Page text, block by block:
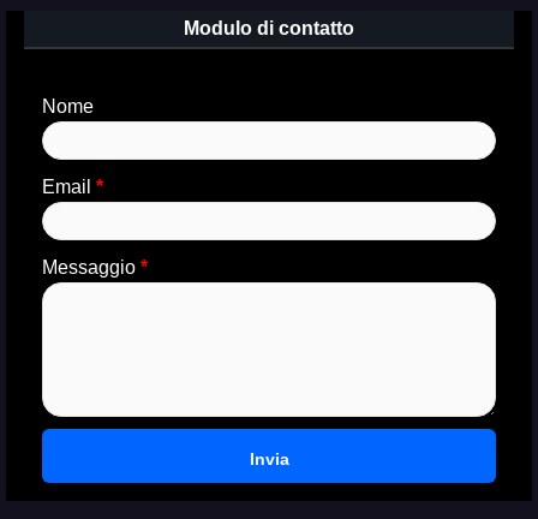
Modulo di contatto
Nome
Email *
Messaggio *